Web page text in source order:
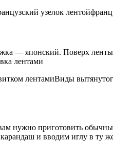
узелок лентой
— японский. Поверх
лентами
лентамиВиды
нужно приготовить
и вводим иглу в ту